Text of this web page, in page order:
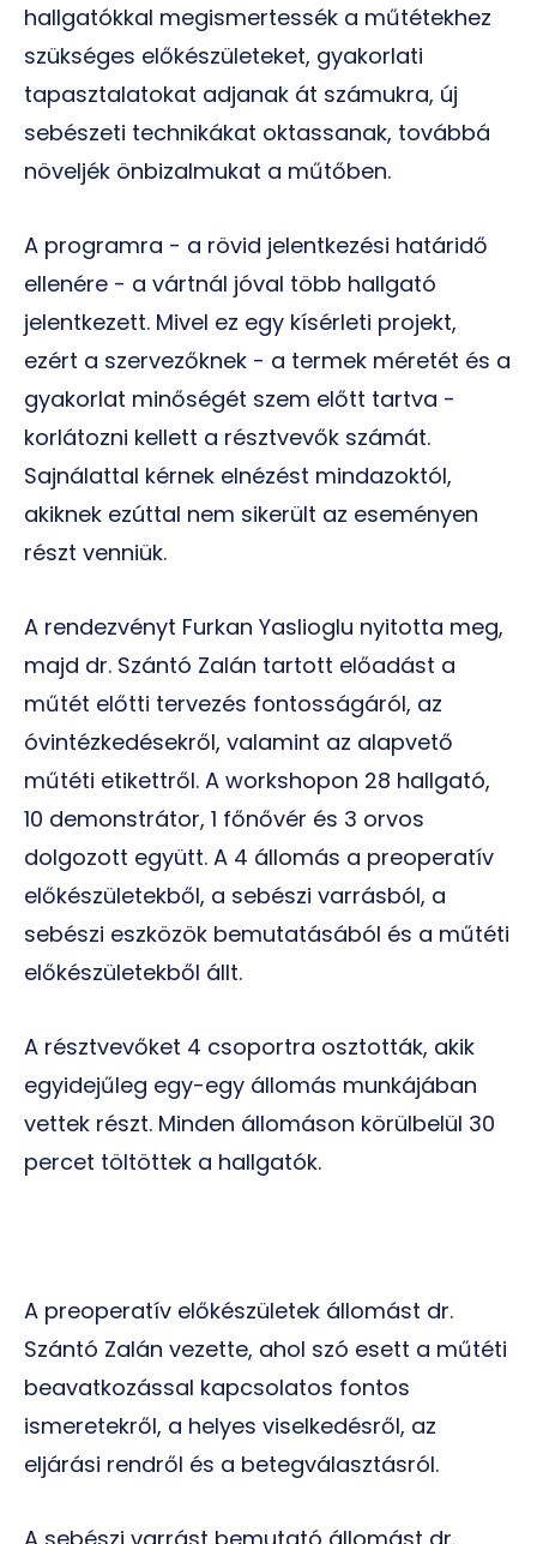
hallgatókkal megismertessék a műtétekhez
szükséges előkészületeket, gyakorlati
tapasztalatokat adjanak át számukra, új
sebészeti technikákat oktassanak, továbbá
növeljék önbizalmukat a műtőben.
A programra - a rövid jelentkezési határidő
ellenére - a vártnál jóval több hallgató
jelentkezett. Mivel ez egy kísérleti projekt,
ezért a szervezőknek - a termek méretét és a
gyakorlat minőségét szem előtt tartva -
korlátozni kellett a résztvevők számát.
Sajnálattal kérnek elnézést mindazoktól,
akiknek ezúttal nem sikerült az eseményen
részt venniük.
A rendezvényt Furkan Yaslioglu nyitotta meg,
majd dr. Szántó Zalán tartott előadást a
műtét előtti tervezés fontosságáról, az
óvintézkedésekről, valamint az alapvető
műtéti etikettről. A workshopon 28 hallgató,
10 demonstrátor, 1 főnővér és 3 orvos
dolgozott együtt. A 4 állomás a preoperatív
előkészületekből, a sebészi varrásból, a
sebészi eszközök bemutatásából és a műtéti
előkészületekből állt.
A résztvevőket 4 csoportra osztották, akik
egyidejűleg egy-egy állomás munkájában
vettek részt. Minden állomáson körülbelül 30
percet töltöttek a hallgatók.
A preoperatív előkészületek állomást dr.
Szántó Zalán vezette, ahol szó esett a műtéti
beavatkozással kapcsolatos fontos
ismeretekről, a helyes viselkedésről, az
eljárási rendről és a betegválasztásról.